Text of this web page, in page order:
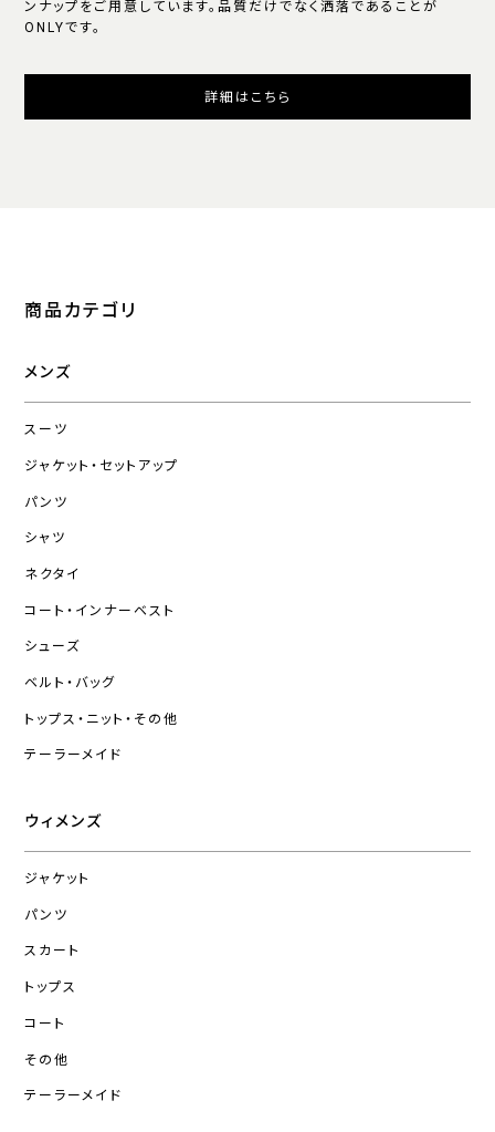
ンナップをご用意しています。品質だけでなく洒落であることが
ONLYです。
詳細はこちら
商品カテゴリ
メンズ
スーツ
ジャケット・セットアップ
パンツ
シャツ
ネクタイ
コート・インナーベスト
シューズ
ベルト・バッグ
トップス・ニット・その他
テーラーメイド
ウィメンズ
ジャケット
パンツ
スカート
トップス
コート
その他
テーラーメイド